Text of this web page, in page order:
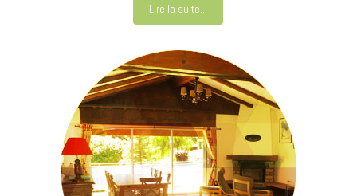
Lire la suite...